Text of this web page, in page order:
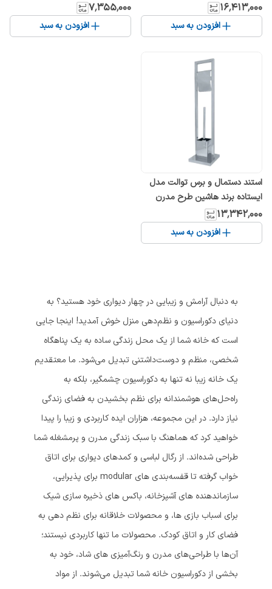
۱۶٬۴۱۳٬۰۰۰
افزودن به سبد
۷٬۳۵۵٬۰۰۰
افزودن به سبد
استند دستمال و برس توالت مدل
ایستاده برند هاشین طرح مدرن
۱۳٬۳۴۲٬۰۰۰
افزودن به سبد
به دنبال آرامش و زیبایی در چهار دیواری خود هستید؟ به
دنیای دکوراسیون و نظم‌دهی منزل خوش آمدید! اینجا جایی
است که خانه شما از یک محل زندگی ساده به یک پناهگاه
شخصی، منظم و دوست‌داشتنی تبدیل می‌شود. ما معتقدیم
یک خانه زیبا نه تنها به دکوراسیون چشمگیر، بلکه به
راه‌حل‌های هوشمندانه برای نظم بخشیدن به فضای زندگی
نیاز دارد. در این مجموعه، هزاران ایده کاربردی و زیبا را پیدا
خواهید کرد که هماهنگ با سبک زندگی مدرن و پرمشغله شما
طراحی شده‌اند. از رگال لباسی و کمدهای دیواری برای اتاق
خواب گرفته تا قفسه‌بندی های modular برای پذیرایی،
سازماندهنده های آشپزخانه، باکس های ذخیره سازی شیک
برای اسباب بازی ها، و محصولات خلاقانه برای نظم دهی به
فضای کار و اتاق کودک. محصولات ما تنها کاربردی نیستند؛
آن‌ها با طراحی‌های مدرن و رنگ‌آمیزی های شاد، خود به
بخشی از دکوراسیون خانه شما تبدیل می‌شوند. از مواد